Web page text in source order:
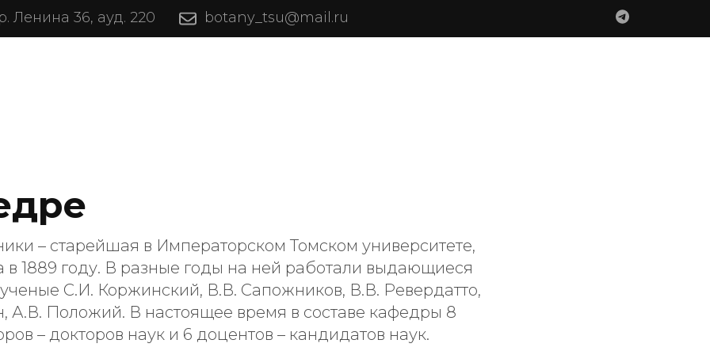
Ленина 36, ауд. 220 botany_tsu@mail.ru
– старейшая в Императорском Томском университете,
в 1889 году. В разные годы на ней работали выдающиеся
С.И. Коржинский, В.В. Сапожников, В.В. Ревердатто,
Положий. В настоящее время в составе кафедры 8
– докторов наук и 6 доцентов – кандидатов наук.